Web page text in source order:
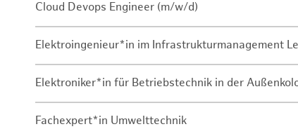
Cloud Devops Engineer (m/w/d)
Elektroingenieur*in im Infrastrukturmanagement
Elektroniker*in für Betriebstechnik in der
Fachexpert*in Umwelttechnik